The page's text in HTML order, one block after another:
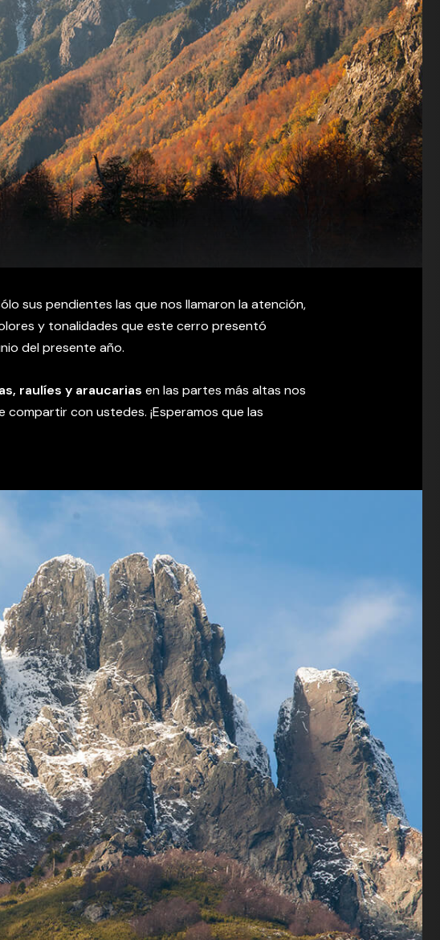
sus pendientes las que nos llamaron la atención,
y tonalidades que este cerro presentó
del presente año.
raulíes y araucarias en las partes más altas nos
con ustedes. ¡Esperamos que las